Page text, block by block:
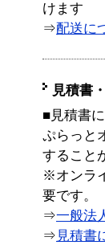
けます
⇒配送に
見積書
■見積書
ぷらっと
すること
※オンラ
要です。
⇒一般法
⇒ 見積書